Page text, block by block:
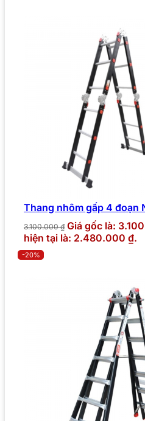
Thang nhôm gấp 4 đoạn
3.100.000₫ Giá gốc là:
hiện tại là: 2.480.000 ₫.
-20%